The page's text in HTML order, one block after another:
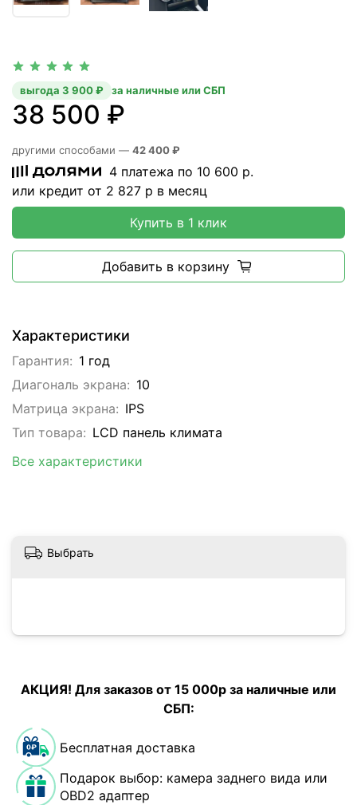
Характеристики
Гарантия: 1 год
Диагональ экрана: 10
Матрица экрана: IPS
Тип товара: LCD панель климата
Все характеристики
38 500 ₽
выгода 3 900 ₽ за наличные или СБП
другими способами — 42 400 ₽
4 платежа по 10 600 р.
или кредит от 2 827 р в месяц
Купить в 1 клик
Добавить в корзину
Выбрать
АКЦИЯ! Для заказов от 15 000р за наличные или
СБП:
Бесплатная доставка
Подарок выбор: камера заднего вида или
OBD2 адаптер